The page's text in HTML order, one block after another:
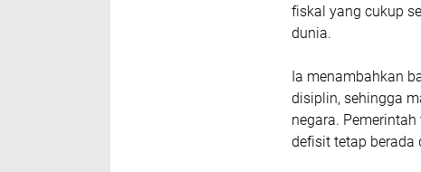
fiskal yang cukup
dunia.
Ia menambahkan
disiplin, sehingga
negara.
defisit tetap berada